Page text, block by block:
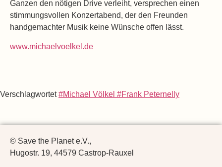
Ganzen den nötigen Drive verleiht, versprechen einen
stimmungsvollen Konzertabend, der den Freunden
handgemachter Musik keine Wünsche offen lässt.
www.michaelvoelkel.de
Verschlagwortet#Michael Völkel #Frank Peternelly
© Save the Planet e.V.,
Hugostr. 19, 44579 Castrop-Rauxel